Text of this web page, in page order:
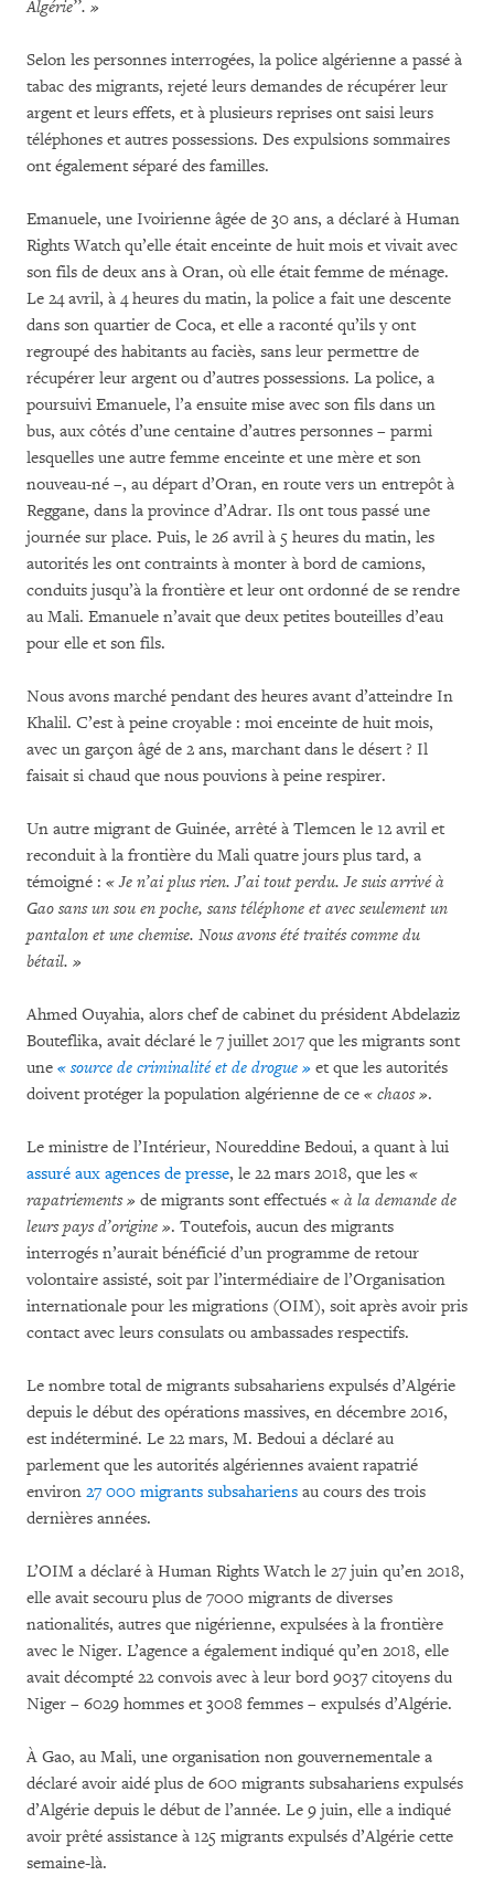
Algérie’’. »
Selon les personnes interrogées, la police algérienne a passé à
tabac des migrants, rejeté leurs demandes de récupérer leur
argent et leurs effets, et à plusieurs reprises ont saisi leurs
téléphones et autres possessions. Des expulsions sommaires
ont également séparé des familles.
Emanuele, une Ivoirienne âgée de 30 ans, a déclaré à Human
Rights Watch qu’elle était enceinte de huit mois et vivait avec
son fils de deux ans à Oran, où elle était femme de ménage.
Le 24 avril, à 4 heures du matin, la police a fait une descente
dans son quartier de Coca, et elle a raconté qu’ils y ont
regroupé des habitants au faciès, sans leur permettre de
récupérer leur argent ou d’autres possessions. La police, a
poursuivi Emanuele, l’a ensuite mise avec son fils dans un
bus, aux côtés d’une centaine d’autres personnes – parmi
lesquelles une autre femme enceinte et une mère et son
nouveau-né –, au départ d’Oran, en route vers un entrepôt à
Reggane, dans la province d’Adrar. Ils ont tous passé une
journée sur place. Puis, le 26 avril à 5 ​​heures du matin, les
autorités les ont contraints à monter à bord de camions,
conduits jusqu’à la frontière et leur ont ordonné de se rendre
au Mali. Emanuele n’avait que deux petites bouteilles d’eau
pour elle et son fils.
Nous avons marché pendant des heures avant d’atteindre In
Khalil. C’est à peine croyable : moi enceinte de huit mois,
avec un garçon âgé de 2 ans, marchant dans le désert ? Il
faisait si chaud que nous pouvions à peine respirer.
Un autre migrant de Guinée, arrêté à Tlemcen le 12 avril et
reconduit à la frontière du Mali quatre jours plus tard, a
témoigné : « Je n’ai plus rien. J’ai tout perdu. Je suis arrivé à
Gao sans un sou en poche, sans téléphone et avec seulement un
pantalon et une chemise. Nous avons été traités comme du
bétail. »
Ahmed Ouyahia, alors chef de cabinet du président Abdelaziz
Bouteflika, avait déclaré le 7 juillet 2017 que les migrants sont
une « source de criminalité et de drogue » et que les autorités
doivent protéger la population algérienne de ce « chaos ».
Le ministre de l’Intérieur, Noureddine Bedoui, a quant à lui
assuré aux agences de presse, le 22 mars 2018, que les «
rapatriements » de migrants sont effectués « à la demande de
leurs pays d’origine ». Toutefois, aucun des migrants
interrogés n’aurait bénéficié d’un programme de retour
volontaire assisté, soit par l’intermédiaire de l’Organisation
internationale pour les migrations (OIM), soit après avoir pris
contact avec leurs consulats ou ambassades respectifs.
Le nombre total de migrants subsahariens expulsés d’Algérie
depuis le début des opérations massives, en décembre 2016,
est indéterminé. Le 22 mars, M. Bedoui a déclaré au
parlement que les autorités algériennes avaient rapatrié
environ 27 000 migrants subsahariens au cours des trois
dernières années.
L’OIM a déclaré à Human Rights Watch le 27 juin qu’en 2018,
elle avait secouru plus de 7000 migrants de diverses
nationalités, autres que nigérienne, expulsées à la frontière
avec le Niger. L’agence a également indiqué qu’en 2018, elle
avait décompté 22 convois avec à leur bord 9037 citoyens du
Niger – 6029 hommes et 3008 femmes – expulsés d’Algérie.
À Gao, au Mali, une organisation non gouvernementale a
déclaré avoir aidé plus de 600 migrants subsahariens expulsés
d’Algérie depuis le début de l’année. Le 9 juin, elle a indiqué
avoir prêté assistance à 125 migrants expulsés d’Algérie cette
semaine-là.